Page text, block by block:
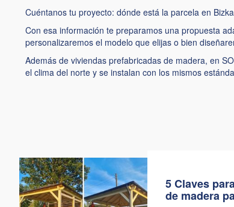
Cuéntanos tu proyecto: dónde está la parcela en
Con esa información te preparamos una propuesta
personalizaremos el modelo que elijas o bien
Además de viviendas prefabricadas de madera, en
el clima del norte y se instalan con los mismos
5 Claves
de madera